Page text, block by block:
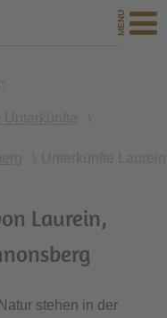
Laurein,
stehen in der